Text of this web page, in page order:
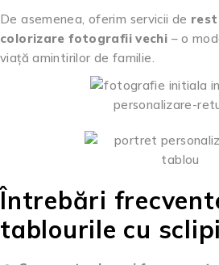
De asemenea, oferim servicii de
colorizare fotografii vechi – o
viață amintirilor de familie.
Întrebări
tablourile cu